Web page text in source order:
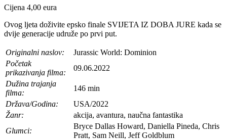
Cijena 4,00 eura
Ovog ljeta doživite epsko finale SVIJETA IZ DOBA JURE kada se
dvije generacije udruže po prvi put.
Originalni naslov:
Jurassic World: Dominion
Početak
prikazivanja filma:
09.06.2022
Dužina trajanja
filma:
146 min
Država/Godina:
USA/2022
Žanr:
akcija, avantura, naučna fantastika
Glumci:
Bryce Dallas Howard, Daniella Pineda, Chris
Pratt, Sam Neill, Jeff Goldblum